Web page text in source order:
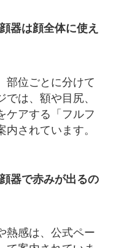
器は顔全体に使え
部位ごとに分けて
は、額や目尻、
ケアする「フルフ
内されています。
器で赤みが出るの
熱感は、公式ペー